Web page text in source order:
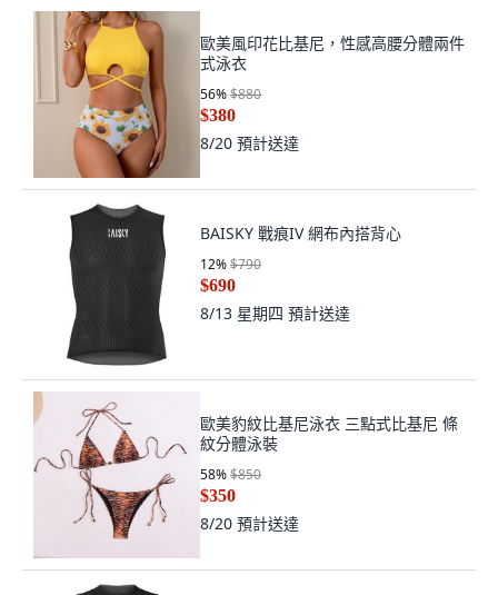
歐美風印花比基尼，性感高腰分體兩件
式泳衣
56%$880
$380
8/20 預計送達
BAISKY 戰痕IV 網布內搭背心
12%$790
$690
8/13 星期四 預計送達
歐美豹紋比基尼泳衣 三點式比基尼 條
紋分體泳裝
58%$850
$350
8/20 預計送達